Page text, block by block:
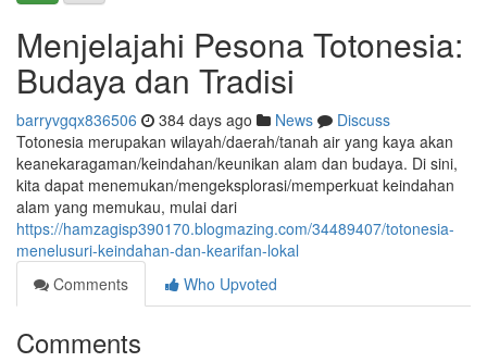
Menjelajahi Pesona Totonesia:
Budaya dan Tradisi
barryvgqx836506 384 days ago News
Discuss
Totonesia merupakan wilayah/daerah/tanah air yang kaya akan
keanekaragaman/keindahan/keunikan alam dan budaya. Di sini,
kita dapat menemukan/mengeksplorasi/memperkuat keindahan
alam yang memukau, mulai dari
https://hamzagisp390170.blogmazing.com/34489407/totonesia-
menelusuri-keindahan-dan-kearifan-lokal
Comments
Who Upvoted
Comments